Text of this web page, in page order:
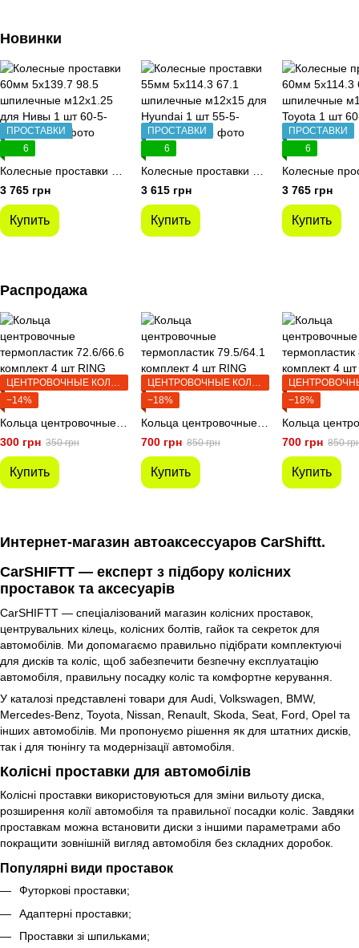
Новинки
ПРОСТАВКИ
6
Колесные проставки 60мм 5х139.7 98.5 шпилечные м12х1.25 для Нивы 1 шт
3 765 грн
Купить
ПРОСТАВКИ
6
Колесные проставки 55мм 5х114.3 67.1 шпилечные м12х15 для Hyundai 1 шт
3 615 грн
Купить
ПРОСТАВКИ
6
3 765 грн
Купить
Распродажа
ЦЕНТРОВОЧНЫЕ КОЛЬЦА
−14%
Кольца центровочные термопластик 72.6/66.6 комплект 4 шт
300 грн 350 грн
Купить
ЦЕНТРОВОЧНЫЕ КОЛЬЦА
−18%
Кольца центровочные термопластик 79.5/64.1 комплект 4 шт
700 грн 850 грн
Купить
−18%
700 грн 850
Купить
Интернет-магазин автоаксессуаров CarShiftt.
CarSHIFTT — експерт з підбору колісних
проставок та аксесуарів
CarSHIFTT — спеціалізований магазин колісних проставок,
центрувальних кілець, колісних болтів, гайок та секреток для
автомобілів. Ми допомагаємо правильно підібрати комплектуючі
для дисків та коліс, щоб забезпечити безпечну експлуатацію
автомобіля, правильну посадку коліс та комфортне керування.
У каталозі представлені товари для Audi, Volkswagen, BMW,
Mercedes-Benz, Toyota, Nissan, Renault, Skoda, Seat, Ford, Opel та
інших автомобілів. Ми пропонуємо рішення як для штатних дисків,
так і для тюнінгу та модернізації автомобіля.
Колісні проставки для автомобілів
Колісні проставки використовуються для зміни вильоту диска,
розширення колії автомобіля та правильної посадки коліс. Завдяки
проставкам можна встановити диски з іншими параметрами або
покращити зовнішній вигляд автомобіля без складних доробок.
Популярні види проставок
Футоркові проставки;
Адаптерні проставки;
Проставки зі шпильками;